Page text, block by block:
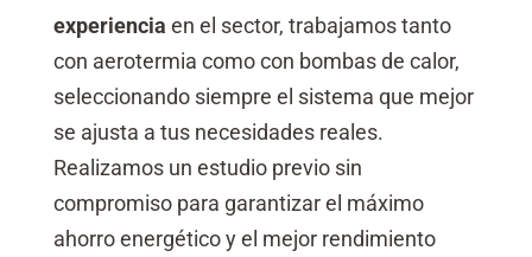
experiencia en el sector, trabajamos tanto
con aerotermia como con bombas de calor,
seleccionando siempre el sistema que mejor
se ajusta a tus necesidades reales.
Realizamos un estudio previo sin
compromiso para garantizar el máximo
ahorro energético y el mejor rendimiento